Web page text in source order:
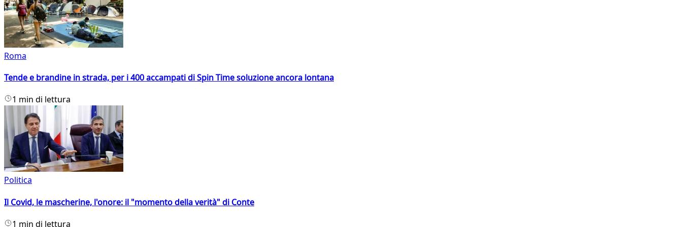
Roma
Tende e brandine in strada, per i 400 accampati di Spin Time soluzione ancora lontana
1 min di lettura
Politica
Il Covid, le mascherine, l'onore: il "momento della verità" di Conte
1 min di lettura